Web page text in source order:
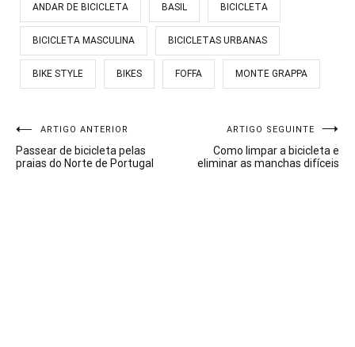
ANDAR DE BICICLETA BASIL BICICLETA
BICICLETA MASCULINA BICICLETAS URBANAS
BIKE STYLE BIKES FOFFA MONTE GRAPPA
Navegação
de
ARTIGO ANTERIOR
Passear de bicicleta pelas
praias do Norte de Portugal
ARTIGO SEGUINTE
Como limpar a bicicleta e
eliminar as manchas difíceis